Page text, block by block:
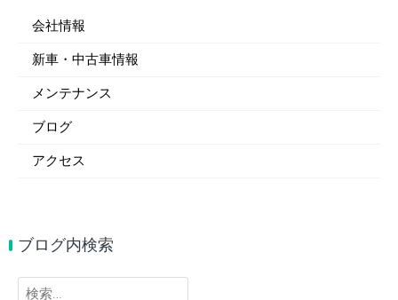
会社情報
新車・中古車情報
メンテナンス
ブログ
アクセス
ブログ内検索
検